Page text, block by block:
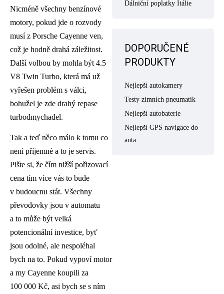
Nicméně všechny benzínové
motory, pokud jde o rozvody
musí z Porsche Cayenne ven,
což je hodně drahá záležitost.
Další volbou by mohla být 4.5
V8 Twin Turbo, která má už
vyřešen problém s válci,
bohužel je zde drahý repase
turbodmychadel.
Tak a teď něco málo k tomu co
není příjemné a to je servis.
Pište si, že čím nižší pořizovací
cena tím více vás to bude
v budoucnu stát. Všechny
převodovky jsou v automatu
a to může být velká
potencionální investice, byť
jsou odolné, ale nespoléhal
bych na to. Pokud vypoví motor
a my Cayenne koupili za
100 000 Kč, asi bych se s ním
Dálniční poplatky Itálie
DOPORUČENÉ
PRODUKTY
Nejlepší autokamery
Testy zimních pneumatik
Nejlepší autobaterie
Nejlepší GPS navigace do
auta